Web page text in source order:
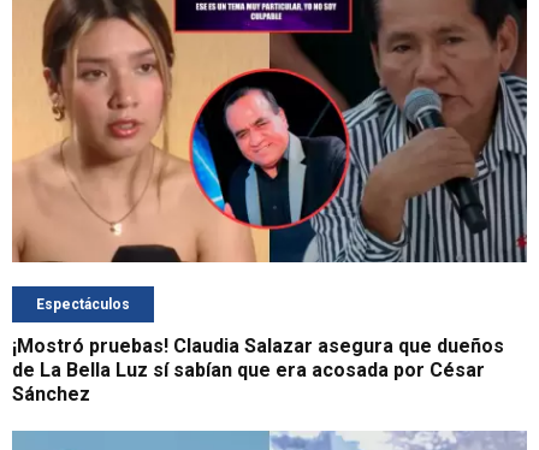
Espectáculos
¡Mostró pruebas! Claudia Salazar asegura que dueños
de La Bella Luz sí sabían que era acosada por César
Sánchez